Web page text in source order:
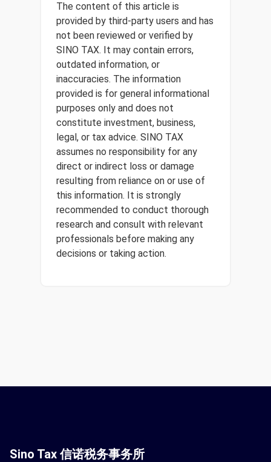
The content of this article is
provided by third-party users and has
not been reviewed or verified by
SINO TAX. It may contain errors,
outdated information, or
inaccuracies. The information
provided is for general informational
purposes only and does not
constitute investment, business,
legal, or tax advice. SINO TAX
assumes no responsibility for any
direct or indirect loss or damage
resulting from reliance on or use of
this information. It is strongly
recommended to conduct thorough
research and consult with relevant
professionals before making any
decisions or taking action.
Sino Tax 信诺税务事务所